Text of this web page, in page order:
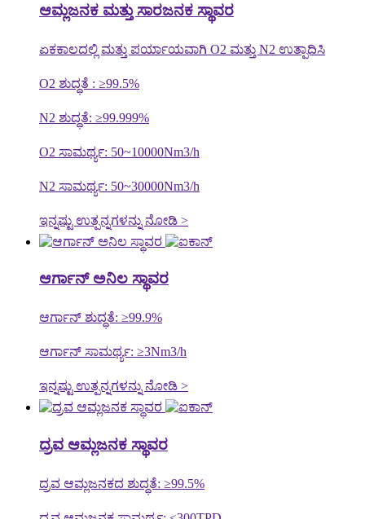
ಆಮ್ಲಜನಕ ಮತ್ತು ಸಾರಜನಕ ಸ್ಥಾವರ
ಏಕಕಾಲದಲ್ಲಿ ಮತ್ತು ಪರ್ಯಾಯವಾಗಿ O2 ಮತ್ತು N2 ಉತ್ಪಾದಿಸಿ
O2 ಶುದ್ಧತೆ : ≥99.5%
N2 ಶುದ್ಧತೆ: ≥99.999%
O2 ಸಾಮರ್ಥ್ಯ: 50~10000Nm3/h
N2 ಸಾಮರ್ಥ್ಯ: 50~30000Nm3/h
ಇನ್ನಷ್ಟು ಉತ್ಪನ್ನಗಳನ್ನು ನೋಡಿ >
ಆರ್ಗಾನ್ ಅನಿಲ ಸ್ಥಾವರ
ಆರ್ಗಾನ್ ಶುದ್ಧತೆ: ≥99.9%
ಆರ್ಗಾನ್ ಸಾಮರ್ಥ್ಯ: ≥3Nm3/h
ಇನ್ನಷ್ಟು ಉತ್ಪನ್ನಗಳನ್ನು ನೋಡಿ >
ದ್ರವ ಆಮ್ಲಜನಕ ಸ್ಥಾವರ
ದ್ರವ ಆಮ್ಲಜನಕದ ಶುದ್ಧತೆ: ≥99.5%